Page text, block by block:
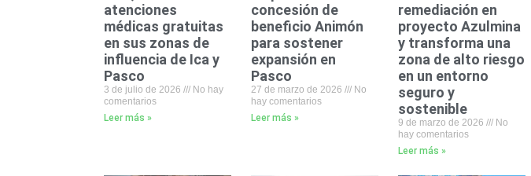
atenciones
médicas gratuitas
en sus zonas de
influencia de Ica y
Pasco
3 de julio de 2026
No hay
comentarios
Leer más »
concesión de
beneficio Animón
para sostener
expansión en
Pasco
27 de marzo de 2026
No
hay comentarios
Leer más »
remediación en
proyecto Azulmina
y transforma una
zona de alto riesgo
en un entorno
seguro y
sostenible
9 de marzo de 2026
No
hay comentarios
Leer más »